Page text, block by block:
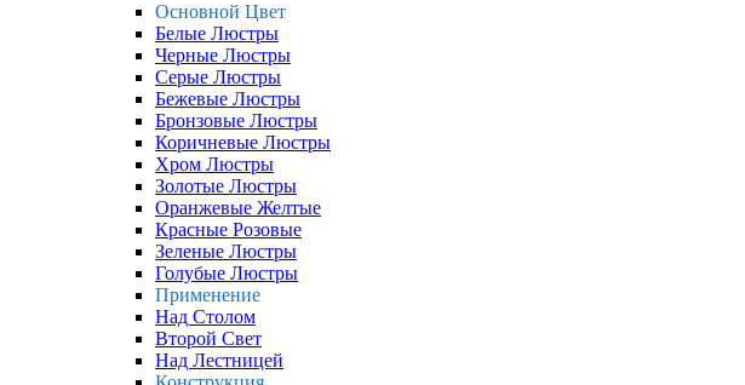
Основной Цвет
Белые Люстры
Черные Люстры
Серые Люстры
Бежевые Люстры
Бронзовые Люстры
Коричневые Люстры
Хром Люстры
Золотые Люстры
Оранжевые Желтые
Красные Розовые
Зеленые Люстры
Голубые Люстры
Применение
Над Столом
Второй Свет
Над Лестницей